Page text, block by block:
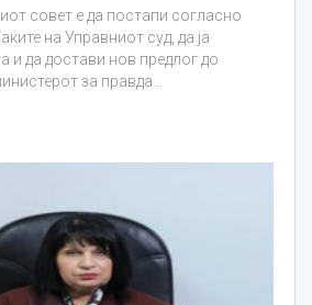
совет е да постапи согласно
на Управниот суд, да ја
и да достави нов предлог до
за правда…